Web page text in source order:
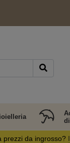
prezzi da ingrosso?